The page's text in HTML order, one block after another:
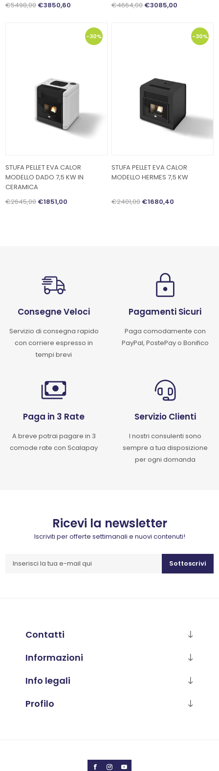
€5498,00 €3850,60
€4664,00€3085,00
-30%
STUFA PELLET EVA CALOR
MODELLO DADO 7,5 KW IN
CERAMICA
€2645,00 €1851,00
-30%
STUFA PELLET EVA CALOR
MODELLO HERMES 7,5 KW
€2401,00€1680,40
Consegne Veloci
Servizio di consegna rapido
con corriere espresso in
tempi brevi
Pagamenti Sicuri
Paga comodamente con
PayPal, PostePay o Bonifico
Paga in 3 Rate
A breve potrai pagare in 3
comode rate con Scalapay
Servizio Clienti
I nostri consulenti sono
sempre a tua disposizione
per ogni domanda
Ricevi la newsletter
Iscriviti per offerte settimanali e nuovi contenuti!
Sottoscrivi
Contatti
Informazioni
Info legali
Profilo